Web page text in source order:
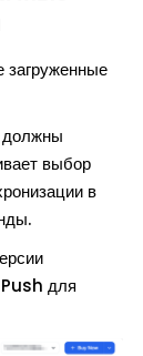
загруженные
должны
выбор
в
для